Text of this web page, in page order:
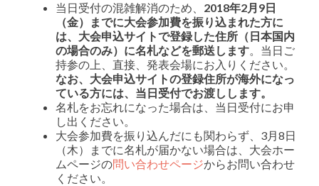
当日受付の混雑解消のため、 2018年2月9日
（金）までに大会参加費を振り込まれた方に
は、大会申込サイトで登録した住所（日本国内
の場合のみ）に名札などを郵送します。当日ご
持参の上、直接、発表会場にお入りください。
なお、大会申込サイトの登録住所が海外になっ
ている方には、当日受付でお渡しします。
名札をお忘れになった場合は、当日受付にお申
し出ください。
大会参加費を振り込んだにも関わらず、3月8日
（木）までに名札が届かない場合は、大会ホー
ムページの問い合わせページからお問い合わせ
ください。